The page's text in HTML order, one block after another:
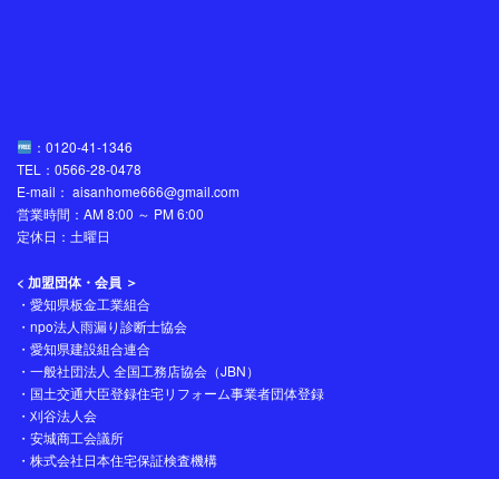
：0120-41-1346
TEL：0566-28-0478
E-mail： aisanhome666@gmail.com
営業時間：AM 8:00 ～ PM 6:00
定休日：土曜日
< 加盟団体・会員 ＞
・愛知県板金工業組合
・npo法人雨漏り診断士協会
・愛知県建設組合連合
・一般社団法人 全国工務店協会（JBN）
・国土交通大臣登録住宅リフォーム事業者団体登録
・刈谷法人会
・安城商工会議所
・株式会社日本住宅保証検査機構